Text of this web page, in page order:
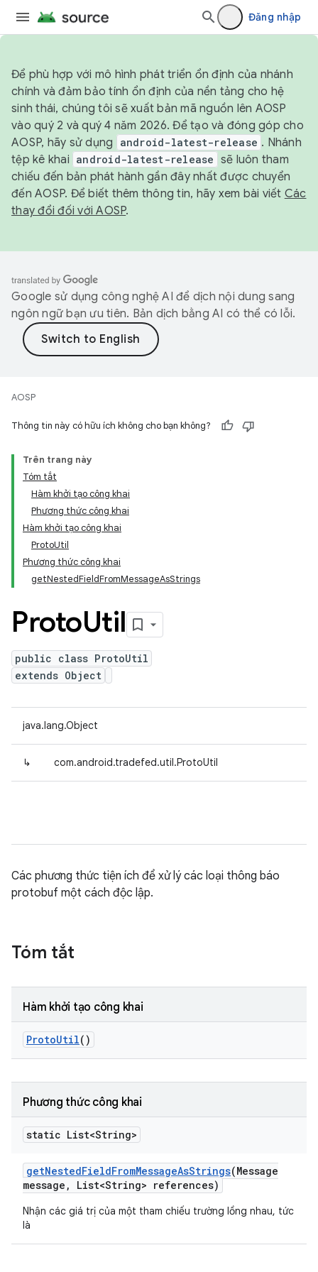
Đăng nhập
Để phù hợp với mô hình phát triển ổn định của nhánh
chính và đảm bảo tính ổn định của nền tảng cho hệ
sinh thái, chúng tôi sẽ xuất bản mã nguồn lên AOSP
vào quý 2 và quý 4 năm 2026. Để tạo và đóng góp cho
AOSP, hãy sử dụng
android-latest-release . Nhánh
tệp kê khai android-latest-release sẽ luôn tham
chiếu đến bản phát hành gần đây nhất được chuyển
đến AOSP. Để biết thêm thông tin, hãy xem bài viết Các
thay đổi đối với AOSP.
Google sử dụng công nghệ AI để dịch nội dung sang
ngôn ngữ bạn ưu tiên. Bản dịch bằng AI có thể có lỗi.
AOSP
Thông tin này có hữu ích không cho bạn không?
Trên trang này
Tóm tắt
Hàm khởi tạo công khai
Phương thức công khai
Hàm khởi tạo công khai
ProtoUtil
Phương thức công khai
getNestedFieldFromMessageAsStrings
ProtoUtil
public class ProtoUtil
extends Object
java.lang.Object
↳ com.android.tradefed.util.ProtoUtil
Các phương thức tiện ích để xử lý các loại thông báo
protobuf một cách độc lập.
Tóm tắt
Hàm khởi tạo công khai
ProtoUtil()
Phương thức công khai
static List<String>
getNestedFieldFromMessageAsStrings(Message
message , List<String> references)
Nhận các giá trị của một tham chiếu trường lồng nhau, tức
là